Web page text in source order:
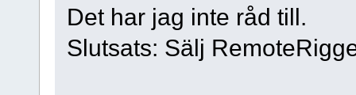
Det har jag inte råd till.
Slutsats: Sälj